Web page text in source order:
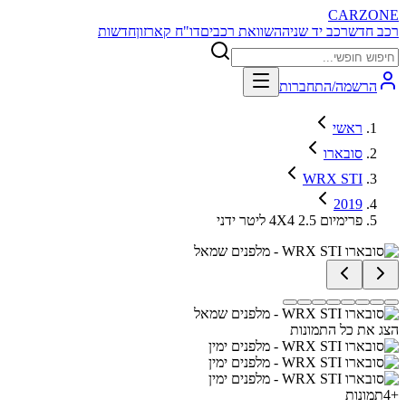
CARZONE
רכב חדשרכב יד שניההשוואת רכביםדו"ח קארזוןחדשות
הרשמה/התחברות
ראשי
סובארו
WRX STI
2019
פרימיום 4X4 2.5 ליטר ידני
הצג את כל התמונות
+
4תמונות